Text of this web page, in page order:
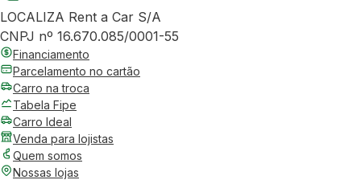
LOCALIZA Rent a Car S/A
CNPJ nº 16.670.085/0001-55
Financiamento
Parcelamento no cartão
Carro na troca
Tabela Fipe
Carro Ideal
Venda para lojistas
Quem somos
Nossas lojas